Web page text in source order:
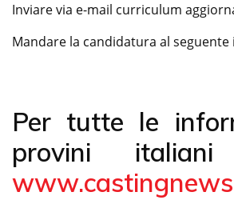
Inviare via e-mail curriculum
Mandare la candidatura al
Per tutte le
provini